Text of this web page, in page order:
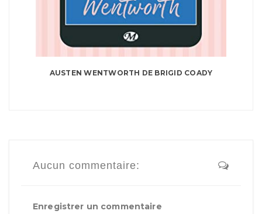
AUSTEN WENTWORTH DE BRIGID COADY
Aucun commentaire:
Enregistrer un commentaire